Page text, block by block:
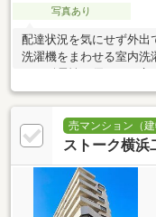
写真あり
配達状況を気にせず外出
洗濯機をまわせる室内洗
にお越しください。
売マンション（建
ストーク横浜